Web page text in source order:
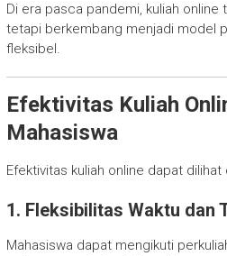
Di era pasca pandemi, kuliah online
tetapi berkembang menjadi model
fleksibel.
Efektivitas Kuliah
Mahasiswa
Efektivitas kuliah online dapat
1. Fleksibilitas Waktu dan
Mahasiswa dapat mengikuti